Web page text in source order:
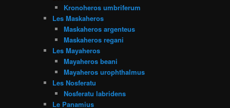
Kronoheros umbriferum
Les Maskaheros
Maskaheros argenteus
Maskaheros regani
Les Mayaheros
Mayaheros beani
Mayaheros urophthalmus
Les Nosferatu
Nosferatu labridens
Le Panamius